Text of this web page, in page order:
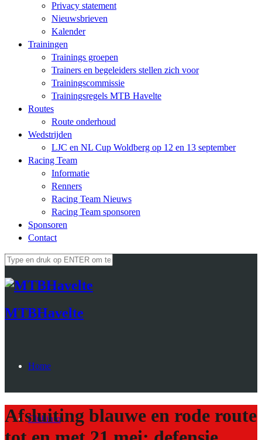
Privacy statement
Nieuwsbrieven
Kalender
Trainingen
Trainings groepen
Trainers en begeleiders stellen zich voor
Trainingscommissie
Trainingsregels MTB Havelte
Routes
Route onderhoud
Wedstrijden
LJC en NL Cup Woldberg op 12 en 13 september
Racing Team
Informatie
Renners
Racing Team Nieuws
Racing Team sponsoren
Sponsoren
Contact
MTBHavelte
Home
Clubinfo
Afsluiting blauwe en rode route